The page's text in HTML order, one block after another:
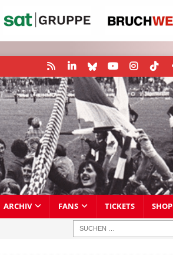
ARCHIV FANS TICKETS SHOP